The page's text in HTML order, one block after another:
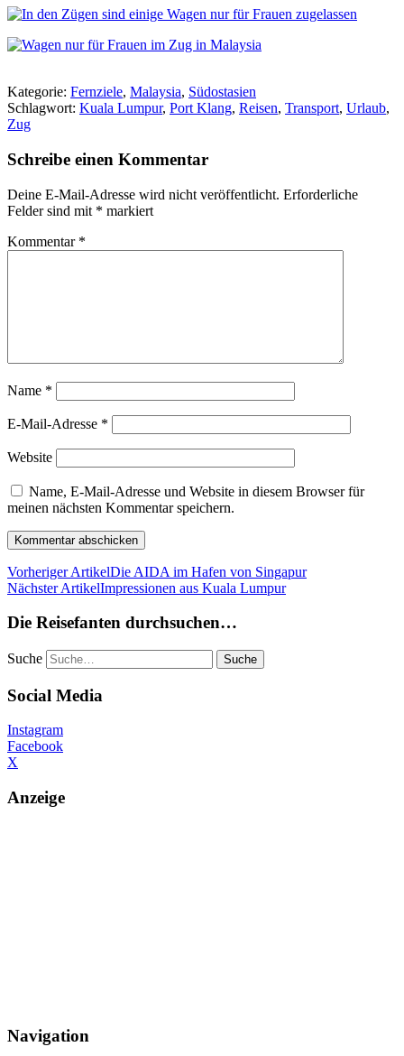
Kategorie: Fernziele, Malaysia, Südostasien
Schlagwort: Kuala Lumpur, Port Klang, Reisen, Transport, Urlaub,
Zug
Schreibe einen Kommentar
Deine E-Mail-Adresse wird nicht veröffentlicht. Erforderliche
Felder sind mit * markiert
Kommentar *
Name *
E-Mail-Adresse *
Website
Name, E-Mail-Adresse und Website in diesem Browser für
meinen nächsten Kommentar speichern.
Vorheriger ArtikelDie AIDA im Hafen von Singapur
Nächster ArtikelImpressionen aus Kuala Lumpur
Die Reisefanten durchsuchen…
Suche
Social Media
Instagram
Facebook
X
Anzeige
Navigation